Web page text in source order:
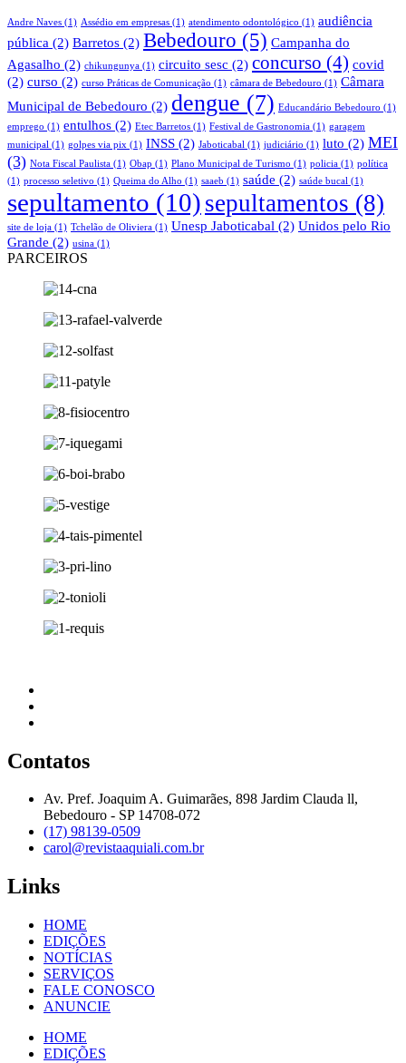
Andre Naves (1) Assédio em empresas (1) atendimento odontológico (1) audiência
pública (2) Barretos (2) Bebedouro (5) Campanha do
Agasalho (2) chikungunya (1) circuito sesc (2) concurso (4) covid
(2) curso (2) curso Práticas de Comunicação (1) câmara de Bebedouro (1) Câmara
Municipal de Bebedouro (2) dengue (7) Educandário Bebedouro (1)
emprego (1) entulhos (2) Etec Barretos (1) Festival de Gastronomia (1) garagem
municipal (1) golpes via pix (1) INSS (2) Jaboticabal (1) judiciário (1) luto (2) MEI
(3) Nota Fiscal Paulista (1) Obap (1) Plano Municipal de Turismo (1) policia (1) política
(1) processo seletivo (1) Queima do Alho (1) saaeb (1) saúde (2) saúde bucal (1)
sepultamento (10) sepultamentos (8)
site de loja (1) Tchelão de Oliviera (1) Unesp Jaboticabal (2) Unidos pelo Rio
Grande (2) usina (1)
PARCEIROS
Contatos
Av. Pref. Joaquim A. Guimarães, 898 Jardim Clauda ll,
Bebedouro - SP 14708-072
(17) 98139-0509
carol@revistaaquiali.com.br
Links
HOME
EDIÇÕES
NOTÍCIAS
SERVIÇOS
FALE CONOSCO
ANUNCIE
HOME
EDIÇÕES